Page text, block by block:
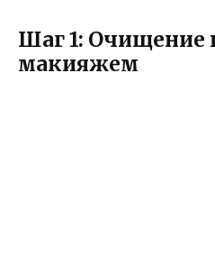
Шаг 1: Очищение
макияжем